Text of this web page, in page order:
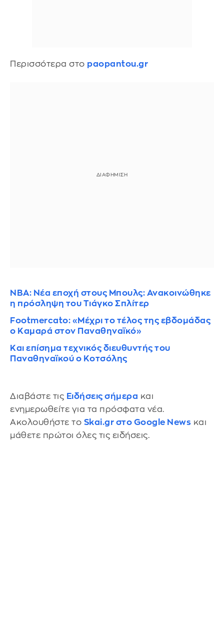
Περισσότερα στο paopantou.gr
NBA: Νέα εποχή στους Μπουλς: Ανακοινώθηκε
η πρόσληψη του Τιάγκο Σπλίτερ
Footmercato: «Μέχρι το τέλος της εβδομάδας
ο Καμαρά στον Παναθηναϊκό»
Και επίσημα τεχνικός διευθυντής του
Παναθηναϊκού ο Κοτσόλης
Διαβάστε τις Ειδήσεις σήμερα και
ενημερωθείτε για τα πρόσφατα νέα.
Ακολουθήστε το Skai.gr στο Google News και
μάθετε πρώτοι όλες τις ειδήσεις.